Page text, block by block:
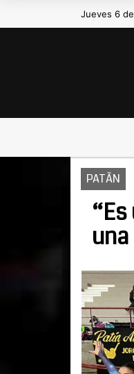
Jueves 6
PATÃN